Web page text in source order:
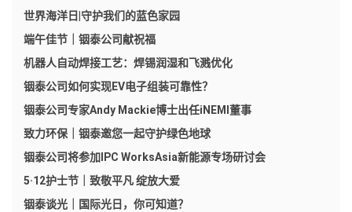
世界海洋日|守护我们的蓝色家园
端午佳节｜铟泰公司献祝福
机器人自动焊接工艺：焊锡润湿和飞溅优化
铟泰公司如何实现EV电子组装可靠性？
铟泰公司专家Andy Mackie博士出任iNEMI董事
致力环保｜铟泰邀您一起守护绿色地球
铟泰公司将参加IPC WorksAsia新能源专场研讨会
5·12护士节｜致敬平凡 绽放大爱
铟泰谈光｜国际光日，你可知道？